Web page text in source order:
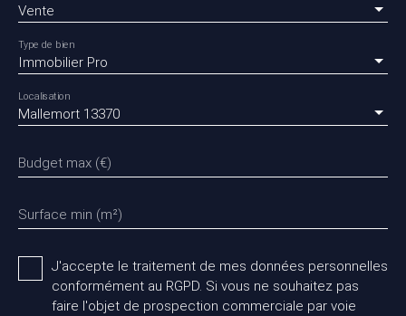
Vente
Immobilier Pro
Type de bien
Mallemort 13370
Localisation
Budget max (€)
Surface min (m²)
J'accepte le traitement de mes données personnelles
conformément au RGPD. Si vous ne souhaitez pas
faire l'objet de prospection commerciale par voie